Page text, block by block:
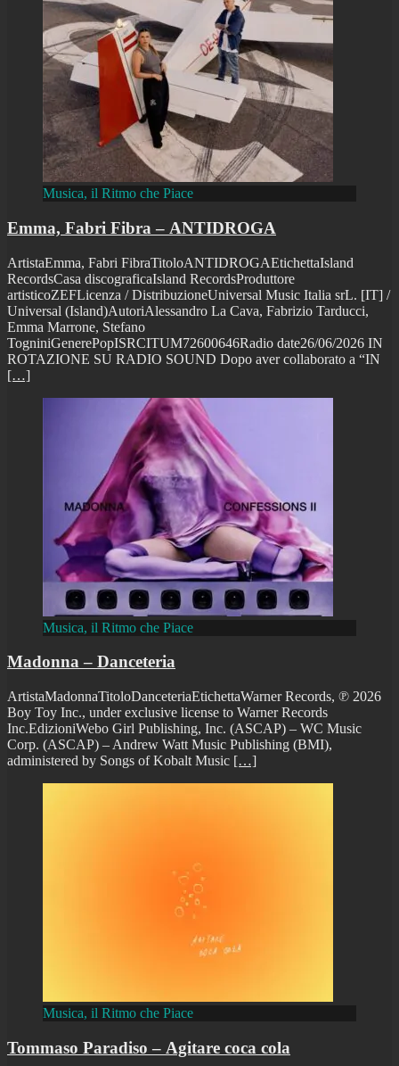
Musica, il Ritmo che Piace
Emma, Fabri Fibra – ANTIDROGA
ArtistaEmma, Fabri FibraTitoloANTIDROGAEtichettaIsland
RecordsCasa discograficaIsland RecordsProduttore
artisticoZEFLicenza / DistribuzioneUniversal Music Italia srL. [IT] /
Universal (Island)AutoriAlessandro La Cava, Fabrizio Tarducci,
Emma Marrone, Stefano
TogniniGenerePopISRCITUM72600646Radio date26/06/2026 IN
ROTAZIONE SU RADIO SOUND Dopo aver collaborato a “IN
[…]
Musica, il Ritmo che Piace
Madonna – Danceteria
ArtistaMadonnaTitoloDanceteriaEtichettaWarner Records, ℗ 2026
Boy Toy Inc., under exclusive license to Warner Records
Inc.EdizioniWebo Girl Publishing, Inc. (ASCAP) – WC Music
Corp. (ASCAP) – Andrew Watt Music Publishing (BMI),
administered by Songs of Kobalt Music […]
Musica, il Ritmo che Piace
Tommaso Paradiso – Agitare coca cola